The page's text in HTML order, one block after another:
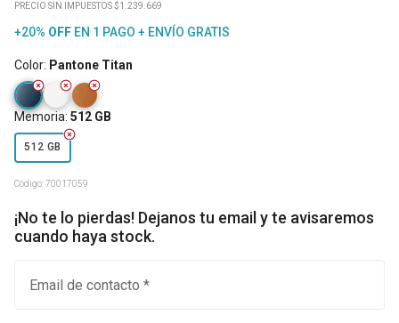
PRECIO SIN IMPUESTOS $1.239.669
+20% OFF EN 1 PAGO + ENVÍO GRATIS
Color: Pantone Titan
Memoria: 512 GB
512 GB
Código:70017059
¡No te lo pierdas! Dejanos tu email y te avisaremos
cuando haya stock.
Email de contacto *